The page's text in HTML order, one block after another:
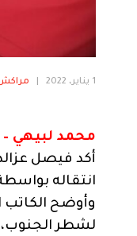
1 يناير، 2022 مراكش
محمد لبيهي
أكد فيصل
انتقاله
وأوضح الكاتب
لشطر